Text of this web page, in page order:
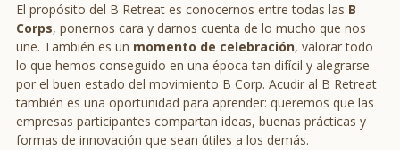
El propósito del B Retreat es conocernos entre todas las B
Corps, ponernos cara y darnos cuenta de lo mucho que nos
une. También es un momento de celebración, valorar todo
lo que hemos conseguido en una época tan difícil y alegrarse
por el buen estado del movimiento B Corp. Acudir al B Retreat
también es una oportunidad para aprender: queremos que las
empresas participantes compartan ideas, buenas prácticas y
formas de innovación que sean útiles a los demás.